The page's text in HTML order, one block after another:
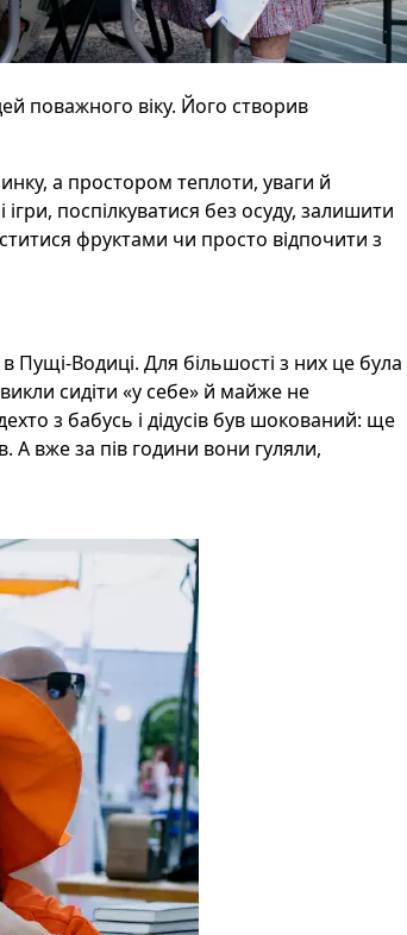
поважного віку. Його створив
а простором теплоти, уваги й
поспілкуватися без осуду, залишити
фруктами чи просто відпочити з
в Пущі-Водиці. Для більшості з них це була
сидіти «у себе» й майже не
з бабусь і дідусів був шокований: ще
А вже за пів години вони гуляли,